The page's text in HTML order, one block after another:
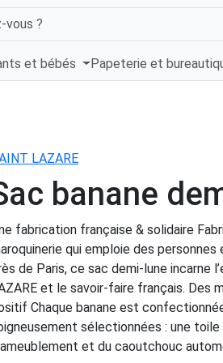
vous ?
et bébés Papeterie et
LAZARE
banane
fabrication française & solidaire
qui emploie des
de Paris, ce sac demi-lune incarne
et le savoir-faire français. Des
Chaque banane est
sélectionnées : une
et du caoutchouc